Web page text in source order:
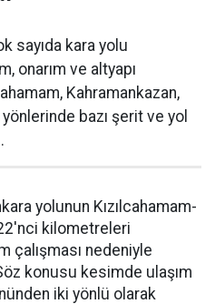
sayıda kara yolu
onarım ve altyapı
Kahramankazan,
yönlerinde bazı şerit ve yol
yolunun Kızılcahamam-
kilometreleri
çalışması nedeniyle
konusu kesimde ulaşım
iki yönlü olarak